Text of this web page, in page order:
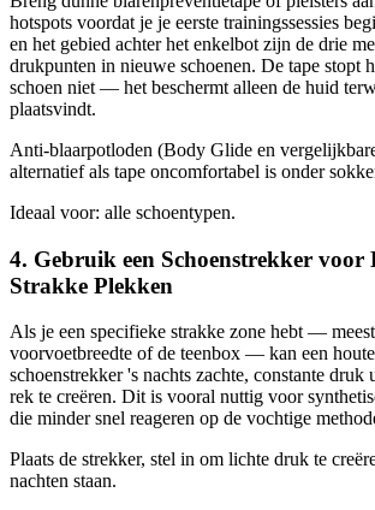
hotspots voordat je je eerste trainingssessies
en het gebied achter het enkelbot zijn de drie
drukpunten in nieuwe schoenen. De tape stopt
schoen niet — het beschermt alleen de huid
plaatsvindt.
Anti-blaarpotloden (Body Glide en
alternatief als tape oncomfortabel is onder
Ideaal voor: alle schoentypen.
4. Gebruik een Schoenstrekker
Strakke Plekken
Als je een specifieke strakke zone hebt —
voorvoetbreedte of de teenbox — kan een
schoenstrekker 's nachts zachte, constante druk
rek te creëren. Dit is vooral nuttig voor
die minder snel reageren op de vochtige
Plaats de strekker, stel in om lichte druk te
nachten staan.